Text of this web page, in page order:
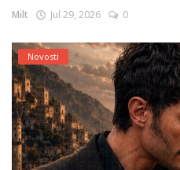
Milt Jul 29, 2026 0
Novosti